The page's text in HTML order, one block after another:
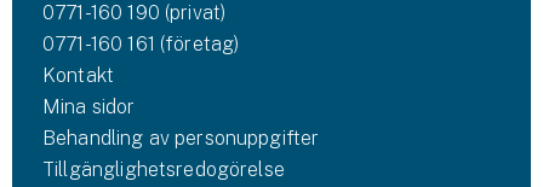
0771-160 190 (privat)
0771-160 161 (företag)
Kontakt
Mina sidor
Behandling av personuppgifter
Tillgänglighetsredogörelse